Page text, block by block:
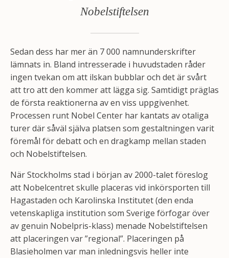
Nobelstiftelsen
Sedan dess har mer än 7 000 namnunderskrifter
lämnats in. Bland intresserade i huvudstaden råder
ingen tvekan om att ilskan bubblar och det är svårt
att tro att den kommer att lägga sig. Samtidigt präglas
de första reaktionerna av en viss uppgivenhet.
Processen runt Nobel Center har kantats av otaliga
turer där såväl själva platsen som gestaltningen varit
föremål för debatt och en dragkamp mellan staden
och Nobelstiftelsen.
När Stockholms stad i början av 2000-talet föreslog
att Nobelcentret skulle placeras vid inkörsporten till
Hagastaden och Karolinska Institutet (den enda
vetenskapliga institution som Sverige förfogar över
av genuin Nobelpris-klass) menade Nobelstiftelsen
att placeringen var ”regional”. Placeringen på
Blasieholmen var man inledningsvis heller inte